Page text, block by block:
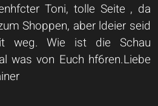
Toni, tolle Seite , da
Shoppen, aber ldeier seid
weg. Wie ist die Schau
was von Euch hf6ren.Liebe